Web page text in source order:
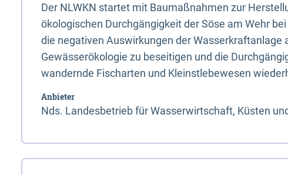
Der NLWKN startet mit Baumaßnahmen zur
ökologischen Durchgängigkeit der Söse am Wehr
die negativen Auswirkungen der Wasserkraftanlage
Gewässerökologie zu beseitigen und die
wandernde Fischarten und Kleinstlebewesen
Anbieter
Nds. Landesbetrieb für Wasserwirtschaft, Küsten